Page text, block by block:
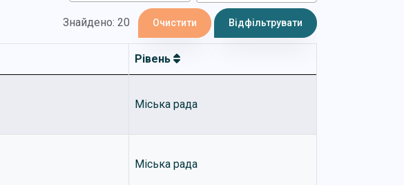
Знайдено: 20 Очистити Відфільтрувати
Рівень
Міська рада
Міська рада